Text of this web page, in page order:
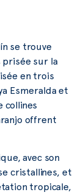
se trouve
prisée sur la
en trois
Esmeralda et
collines
offrent
avec son
cristallines, et
tropicale,